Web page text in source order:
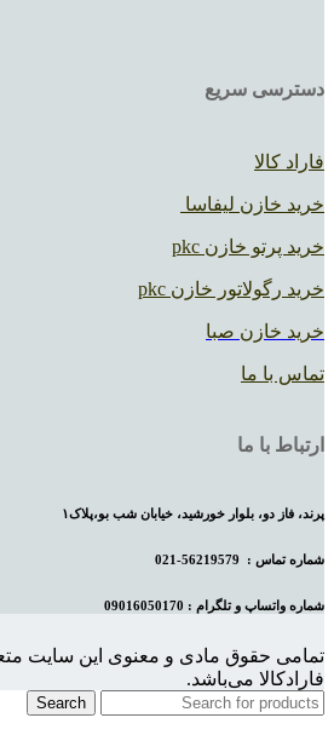
دسترسی سریع
فاراد کالا
خرید خازن لیفاسا
خرید پرتو خازن pkc
خرید رگولاتور خازن pkc
خرید خازن صبا
تماس با ما
ارتباط با ما
پرند، فاز دو، بلوار خورشید، خیابان شب بو،پلاک۱
شماره تماس : 56219579-021
شماره واتساپ و تلگرام : 09016050170
تمامی حقوق مادی و معنوی این سایت
فارادکالا می‌باشد.
Search